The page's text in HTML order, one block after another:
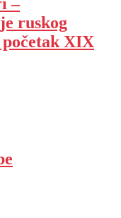
–
ruskog
XIX